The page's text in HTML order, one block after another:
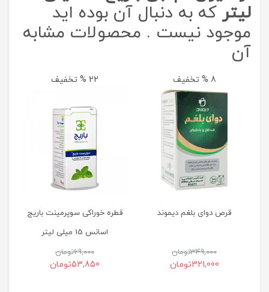
لیتر که به دنبال آن بوده اید
موجود نیست . محصولات مشابه
آن
8 % تخفیف
قرص دوای بلغم دیموند
349,000تومان
321,000تومان
22 % تخفیف
قطره خوراکی سوپرمینت باریج
اسانس 15 میلی لیتر
69,000تومان
53,850تومان